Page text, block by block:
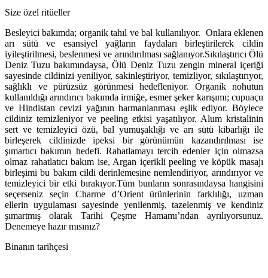
Size özel ritüeller
Besleyici bakımda; organik tahıl ve bal kullanılıyor. Onlara eklenen
arı sütü ve esansiyel yağların faydaları birleştirilerek cildin
iyileştirilmesi, beslenmesi ve arındırılması sağlanıyor.Sıkılaştırıcı Ölü
Deniz Tuzu bakımındaysa, Ölü Deniz Tuzu zengin mineral içeriği
sayesinde cildinizi yeniliyor, sakinleştiriyor, temizliyor, sıkılaştırıyor,
sağlıklı ve pürüzsüz görünmesi hedefleniyor. Organik nohutun
kullanıldığı arındırıcı bakımda irmiğe, esmer şeker karışımı; cupuaçu
ve Hindistan cevizi yağının harmanlanması eşlik ediyor. Böylece
cildiniz temizleniyor ve peeling etkisi yaşatılıyor. Alum kristalinin
sert ve temizleyici özü, bal yumuşaklığı ve arı sütü kibarlığı ile
birleşerek cildinizde ipeksi bir görünümün kazandırılması ise
şımartıcı bakımın hedefi. Rahatlamayı tercih edenler için olmazsa
olmaz rahatlatıcı bakım ise, Argan içerikli peeling ve köpük masajı
birleşimi bu bakım cildi derinlemesine nemlendiriyor, arındırıyor ve
temizleyici bir etki bırakıyor.Tüm bunların sonrasındaysa hangisini
seçerseniz seçin Charme d’Orient ürünlerinin farklılığı, uzman
ellerin uygulaması sayesinde yenilenmiş, tazelenmiş ve kendiniz
şımartmış olarak Tarihi Çeşme Hamamı’ndan ayrılıyorsunuz.
Denemeye hazır mısınız?
Binanın tarihçesi